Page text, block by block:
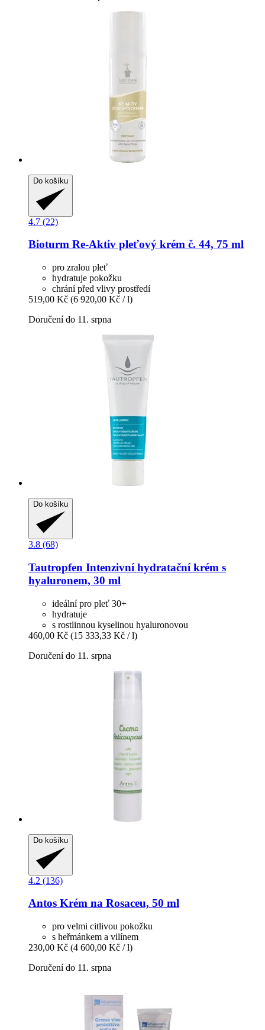
Do košíku
4.7 (22)
Bioturm Re-​Aktiv pleťový krém č. 44, 75 ml
pro zralou pleť
hydratuje pokožku
chrání před vlivy prostředí
519,00 Kč (6 920,00 Kč / l)
Doručení do 11. srpna
Do košíku
3.8 (68)
Tautropfen Intenzivní hydratační krém s
hyaluronem, 30 ml
ideální pro pleť 30+
hydratuje
s rostlinnou kyselinou hyaluronovou
460,00 Kč (15 333,33 Kč / l)
Doručení do 11. srpna
Do košíku
4.2 (136)
Antos Krém na Rosaceu, 50 ml
pro velmi citlivou pokožku
s heřmánkem a vilínem
230,00 Kč (4 600,00 Kč / l)
Doručení do 11. srpna